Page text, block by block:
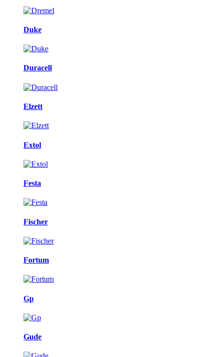
Duke
Duracell
Elzett
Extol
Festa
Fischer
Fortum
Gp
Gude